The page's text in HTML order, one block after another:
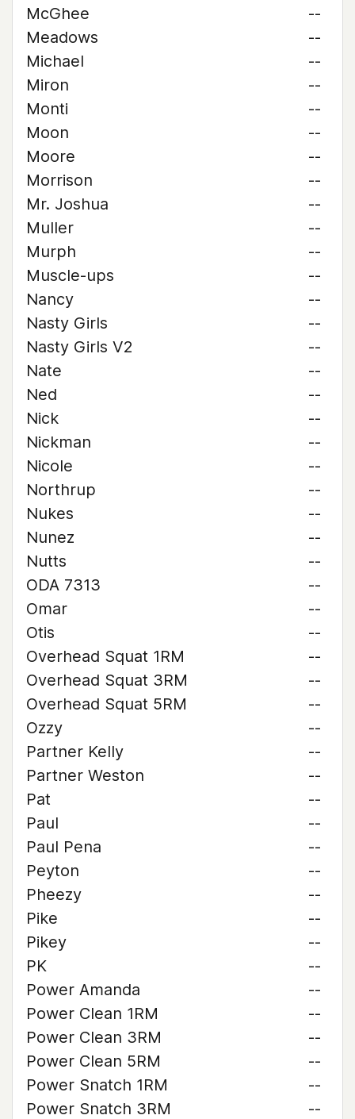
McGhee
--
Meadows
--
Michael
--
Miron
--
Monti
--
Moon
--
Moore
--
Morrison
--
Mr. Joshua
--
Muller
--
Murph
--
Muscle-ups
--
Nancy
--
Nasty Girls
--
Nasty Girls V2
--
Nate
--
Ned
--
Nick
--
Nickman
--
Nicole
--
Northrup
--
Nukes
--
Nunez
--
Nutts
--
ODA 7313
--
Omar
--
Otis
--
Overhead Squat 1RM
--
Overhead Squat 3RM
--
Overhead Squat 5RM
--
Ozzy
--
Partner Kelly
--
Partner Weston
--
Pat
--
Paul
--
Paul Pena
--
Peyton
--
Pheezy
--
Pike
--
Pikey
--
PK
--
Power Amanda
--
Power Clean 1RM
--
Power Clean 3RM
--
Power Clean 5RM
--
Power Snatch 1RM
--
Power Snatch 3RM
--